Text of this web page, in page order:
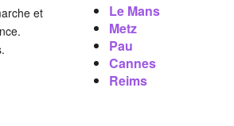
et
Le Mans
Metz
Pau
Cannes
Reims